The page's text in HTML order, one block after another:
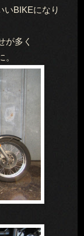
いBIKEになり
が多く